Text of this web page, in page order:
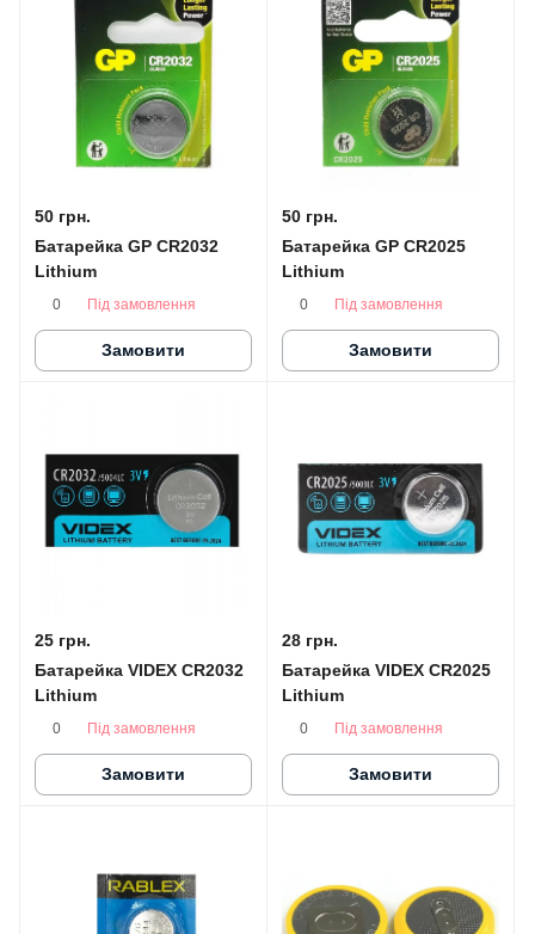
50 грн.
Батарейка GP CR2032
Lithium
0 Під замовлення
Замовити
50 грн.
Батарейка GP CR2025
Lithium
0 Під замовлення
Замовити
25 грн.
Батарейка VIDEX CR2032
Lithium
0 Під замовлення
Замовити
28 грн.
Батарейка VIDEX CR2025
Lithium
0 Під замовлення
Замовити